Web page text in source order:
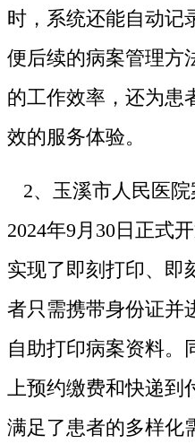
时，系统还能自动记
便后续的病案管理方
的工作效率，还为患
效的服务体验。
2、玉溪市人民医
2024年9月30日正式
实现了即刻打印、即
者只需携带身份证并
自助打印病案资料。
上预约缴费和快递
满足了患者的多样化